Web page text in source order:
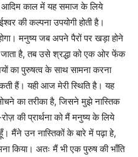
काल में यह समाज के लिये
की कल्पना उपयोगी होती है।
मनुष्य जब अपने पैरों पर खड़ा होने
जाता है, तब उसे श्रद्धा को एक ओर फेंक
का पुरुषत्व के साथ सामना करना
हैं। यही आज मेरी स्थिति है। यह
का तरीका है, जिसने मुझे नास्तिक
की प्रार्थना को मैं मनुष्य के लिये
मैंने उन नास्तिकों के बारे में पढ़ा हे,
किया। अतः मैं भी एक पुरुष की भाँति